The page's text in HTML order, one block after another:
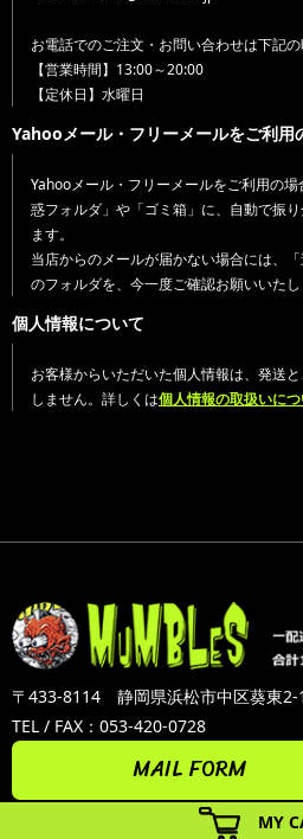
MY
お電話でのご注文・お問い合わせは下記の
【営業時間】13:00～20:00
【定休日】水曜日
Yahooメール・フリーメールをご利用
Yahooメール・フリーメールをご利用の
惑フォルダ」や「ゴミ箱」に、自動で振
ます。
当店からのメールが届かない場合には、
のフォルダを、今一度ご確認お願いいたし
個人情報について
お客様からいただいた個人情報は、発送
しません。詳しくは個人情報の取扱いに
〒433-8114 静岡県浜松市中区葵東2-
TEL / FAX：053-420-0728
MAIL FORM